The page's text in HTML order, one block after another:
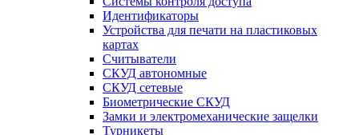
Идентификаторы
Устройства для печати на пластиковых
картах
Считыватели
СКУД автономные
СКУД сетевые
Биометрические СКУД
Замки и электромеханические защелки
Турникеты